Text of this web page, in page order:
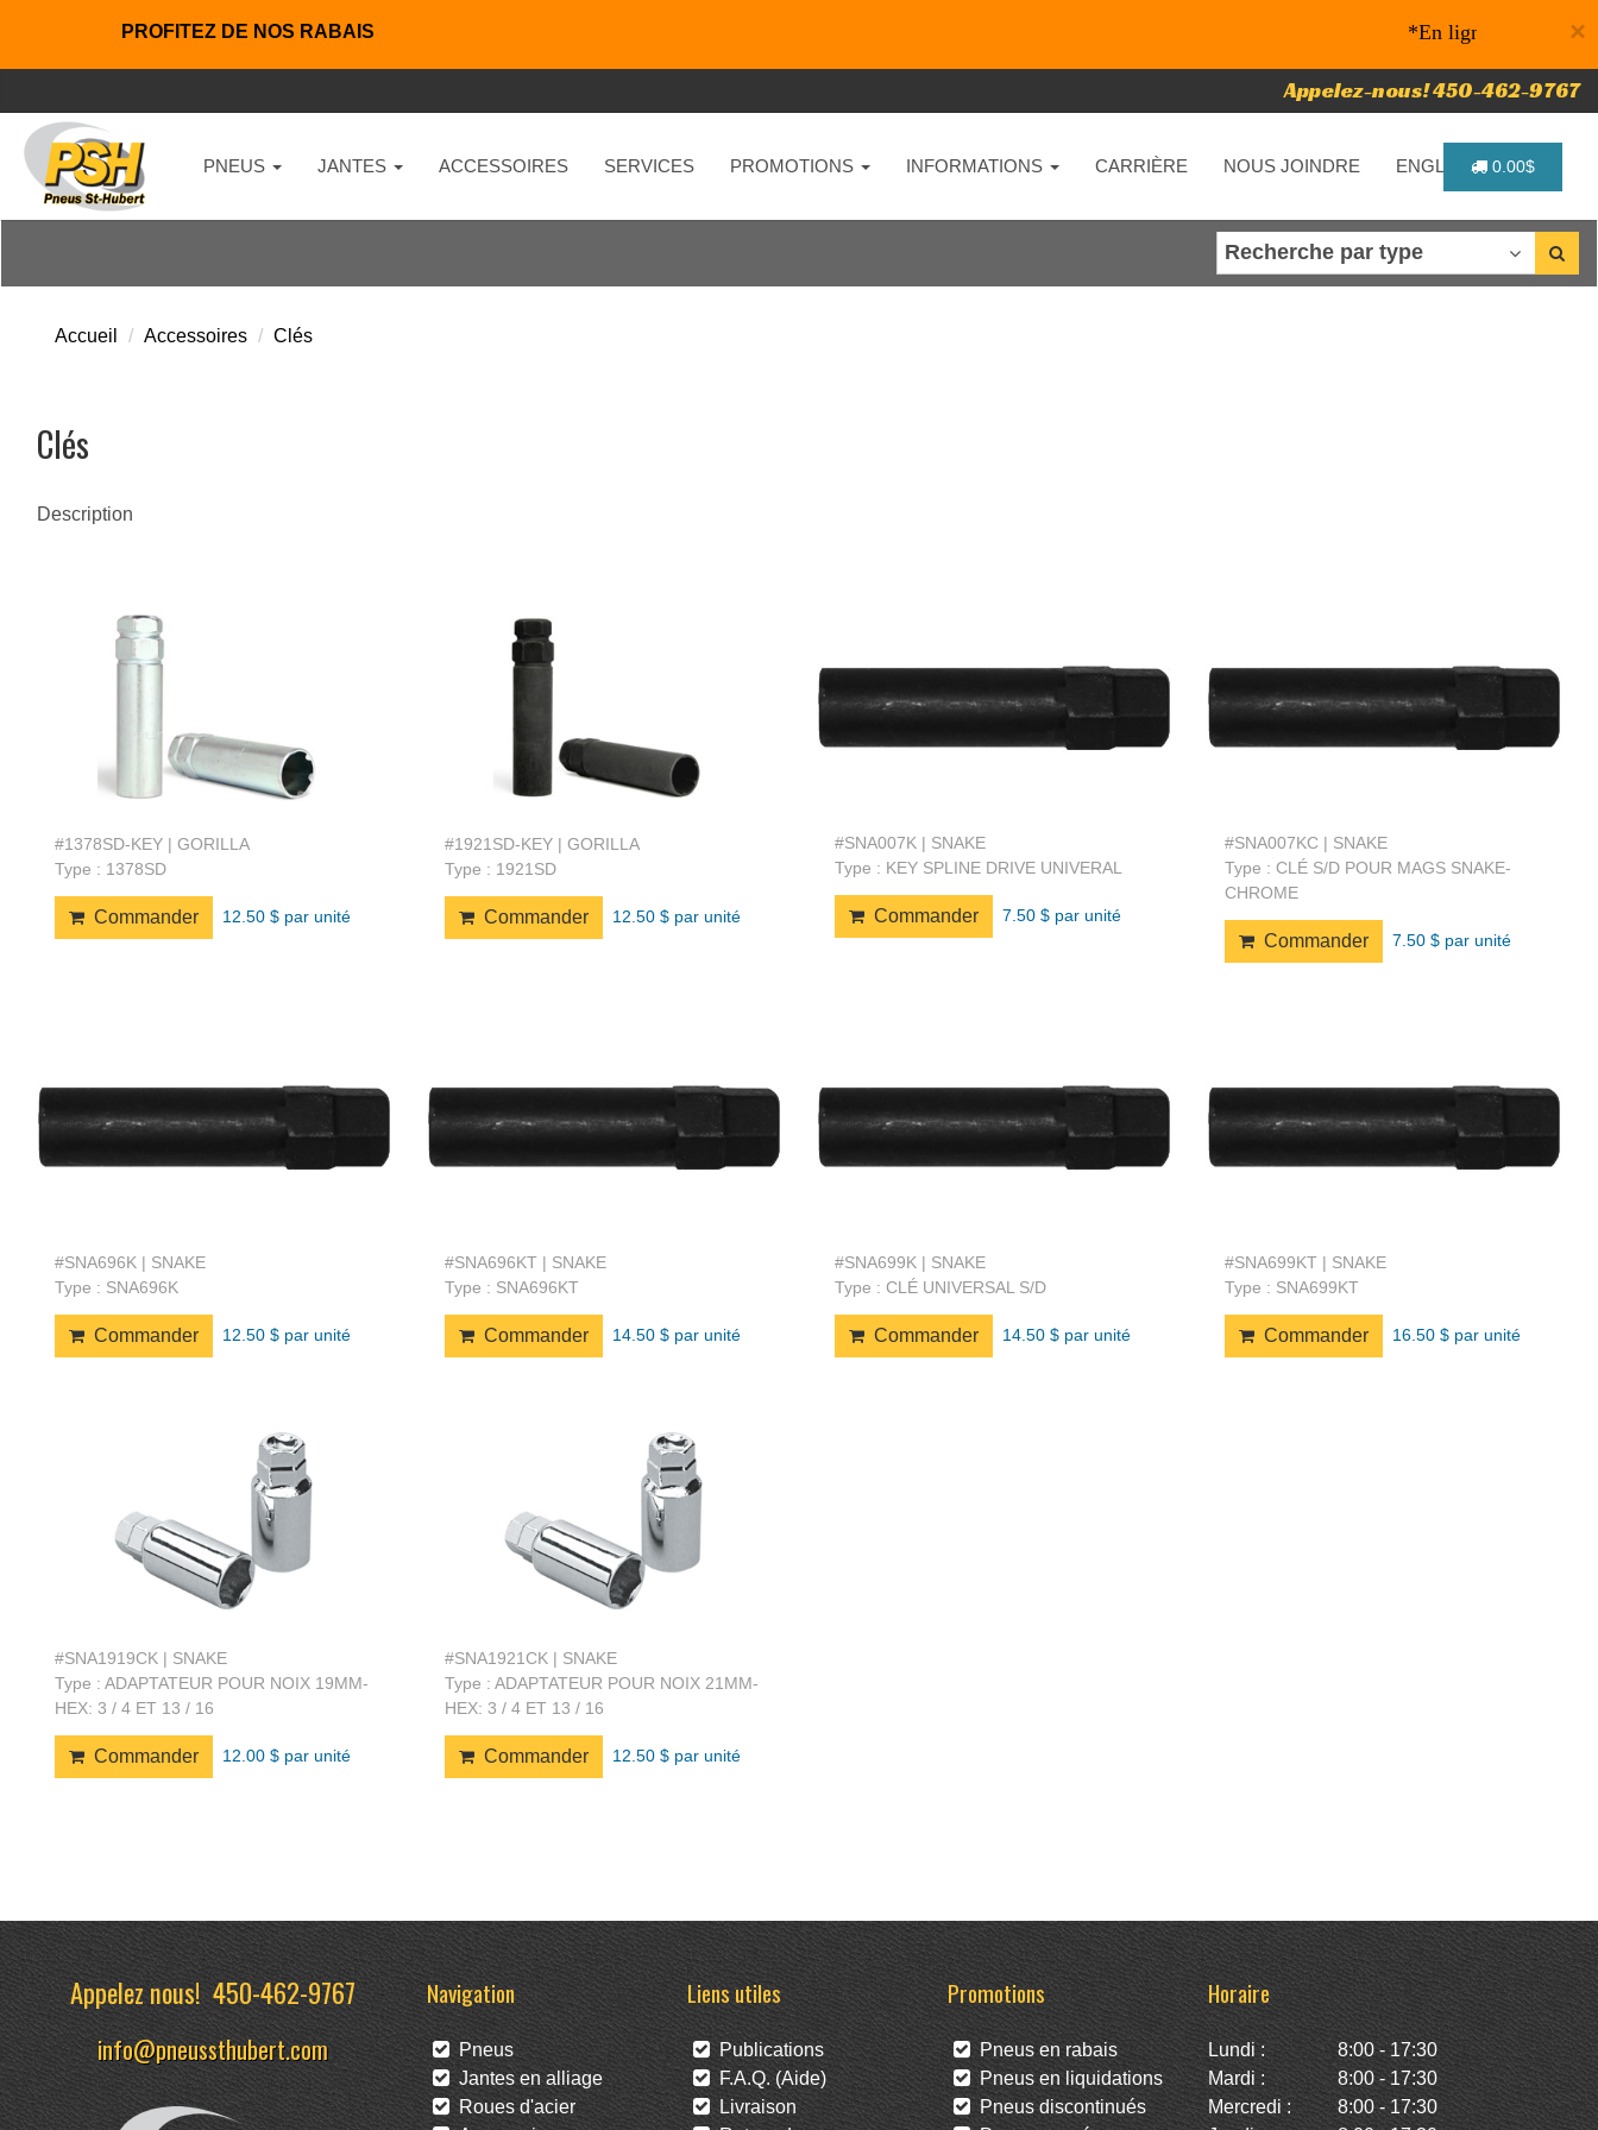
×
PROFITEZ DE NOS RABAIS *En ligne seulement*
Appelez-nous! 450-462-9767
PNEUS JANTES ACCESSOIRES SERVICES PROMOTIONS INFORMATIONS CARRIÈRE NOUS JOINDRE ENGLISH 0.00$
Accueil Accessoires Clés
Clés
Description
#1378SD-KEY | GORILLA
Type : 1378SD
Commander 12.50 $ par unité
#1921SD-KEY | GORILLA
Type : 1921SD
Commander 12.50 $ par unité
#SNA007K | SNAKE
Type : KEY SPLINE DRIVE UNIVERAL
Commander 7.50 $ par unité
#SNA007KC | SNAKE
Type : CLÉ S/D POUR MAGS SNAKE-
CHROME
Commander 7.50 $ par unité
#SNA696K | SNAKE
Type : SNA696K
Commander 12.50 $ par unité
#SNA696KT | SNAKE
Type : SNA696KT
Commander 14.50 $ par unité
#SNA699K | SNAKE
Type : CLÉ UNIVERSAL S/D
Commander 14.50 $ par unité
#SNA699KT | SNAKE
Type : SNA699KT
Commander 16.50 $ par unité
#SNA1919CK | SNAKE
Type : ADAPTATEUR POUR NOIX 19MM-
HEX: 3 / 4 ET 13 / 16
Commander 12.00 $ par unité
#SNA1921CK | SNAKE
Type : ADAPTATEUR POUR NOIX 21MM-
HEX: 3 / 4 ET 13 / 16
Commander 12.50 $ par unité
Appelez nous!450-462-9767
info@pneussthubert.com
Navigation
Pneus
Jantes en alliage
Roues d'acier
Liens utiles
Publications
F.A.Q. (Aide)
Livraison
Promotions
Pneus en rabais
Pneus en liquidations
Pneus discontinués
Horaire
Lundi :
8:00 - 17:30
Mardi :
8:00 - 17:30
Mercredi :
8:00 - 17:30